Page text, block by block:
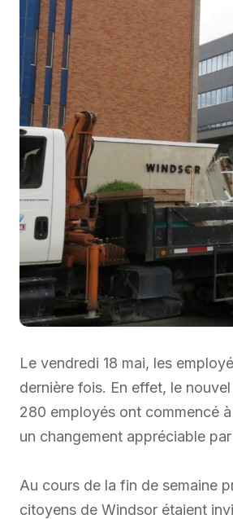
Le vendredi 18 mai, les
dernière fois. En effet, le
280 employés ont commencé
un changement appréciable
Au cours de la fin de semaine
citoyens de Windsor étaient